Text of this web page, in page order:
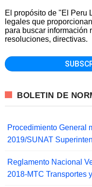
El propósito de "El Peru
legales que
para buscar información
resoluciones, directivas.
BOLETIN DE
Procedimiento General
2019/SUNAT
Reglamento Nacional
2018-MTC Transportes